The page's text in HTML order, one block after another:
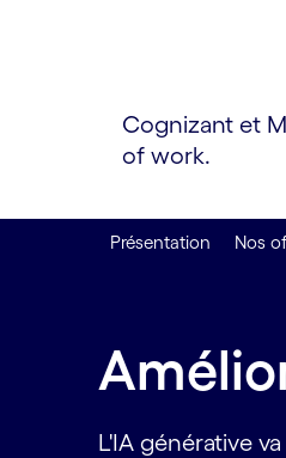
Cognizant et
of work.
Présentation Nos
L'IA générative